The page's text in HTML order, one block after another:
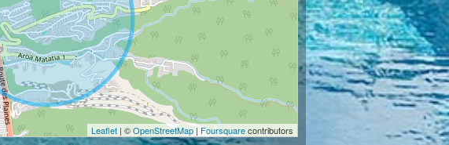
Leaflet | ©OpenStreetMap | Foursquarecontributors